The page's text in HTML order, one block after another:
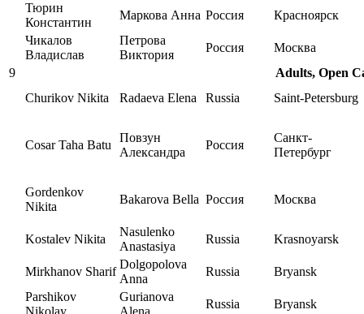
Тюрин
Константин
Маркова Анна Россия
Красноярск
Чикалов
Владислав
Петрова
Виктория
Россия
Москва
9
Adults, Open
Churikov Nikita
Radaeva Elena Russia Saint-Petersburg
Cosar Taha Batu
Повзун
Александра
Россия
Санкт-
Петербург
Gordenkov
Nikita
Bakarova Bella Россия Москва
Kostalev Nikita
Nasulenko
Anastasiya
Russia Krasnoyarsk
Mirkhanov Sharif
Dolgopolova
Anna
Russia
Bryansk
Parshikov
Gurianova
Russia Bryansk